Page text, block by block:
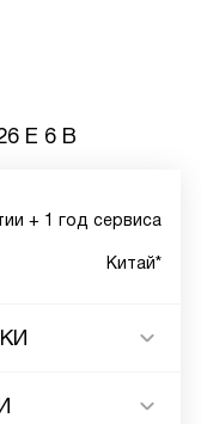
E 6 B
+ 1 год сервиса
Китай*